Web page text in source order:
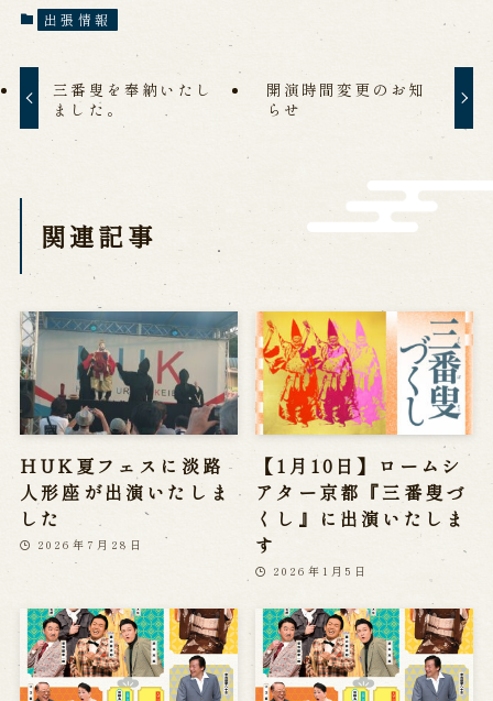
淡路人形独自の演目
南あわじ市の伝統芸能
ご利用案内
営業日時・料金
お問い合わせ
お電話でお問い合わせ
予約
WEB予約
メールフォームから予約
お電話で予約
※株式会社うずのくに南あわじの求人情報ページへ移動します
出張情報
三番叟を奉納いたし
ました。
開演時間変更のお知
らせ
関連記事
HUK夏フェスに淡路
人形座が出演いたしま
した
2026年7月28日
【1月10日】ロームシ
アター京都『三番叟づ
くし』に出演いたしま
す
2026年1月5日